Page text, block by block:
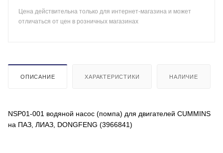
Цена действительна только для интернет-магазина и может
отличаться от цен в розничных магазинах
ОПИСАНИЕ ХАРАКТЕРИСТИКИ НАЛИЧИЕ
NSP01-001 водяной насос (помпа) для двигателей CUMMINS
на ПАЗ, ЛИАЗ, DONGFENG (3966841)